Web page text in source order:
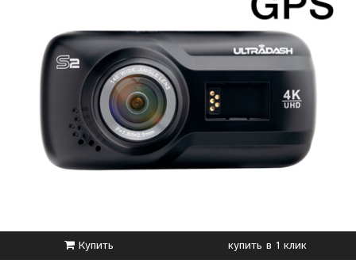
Купить купить в 1 клик